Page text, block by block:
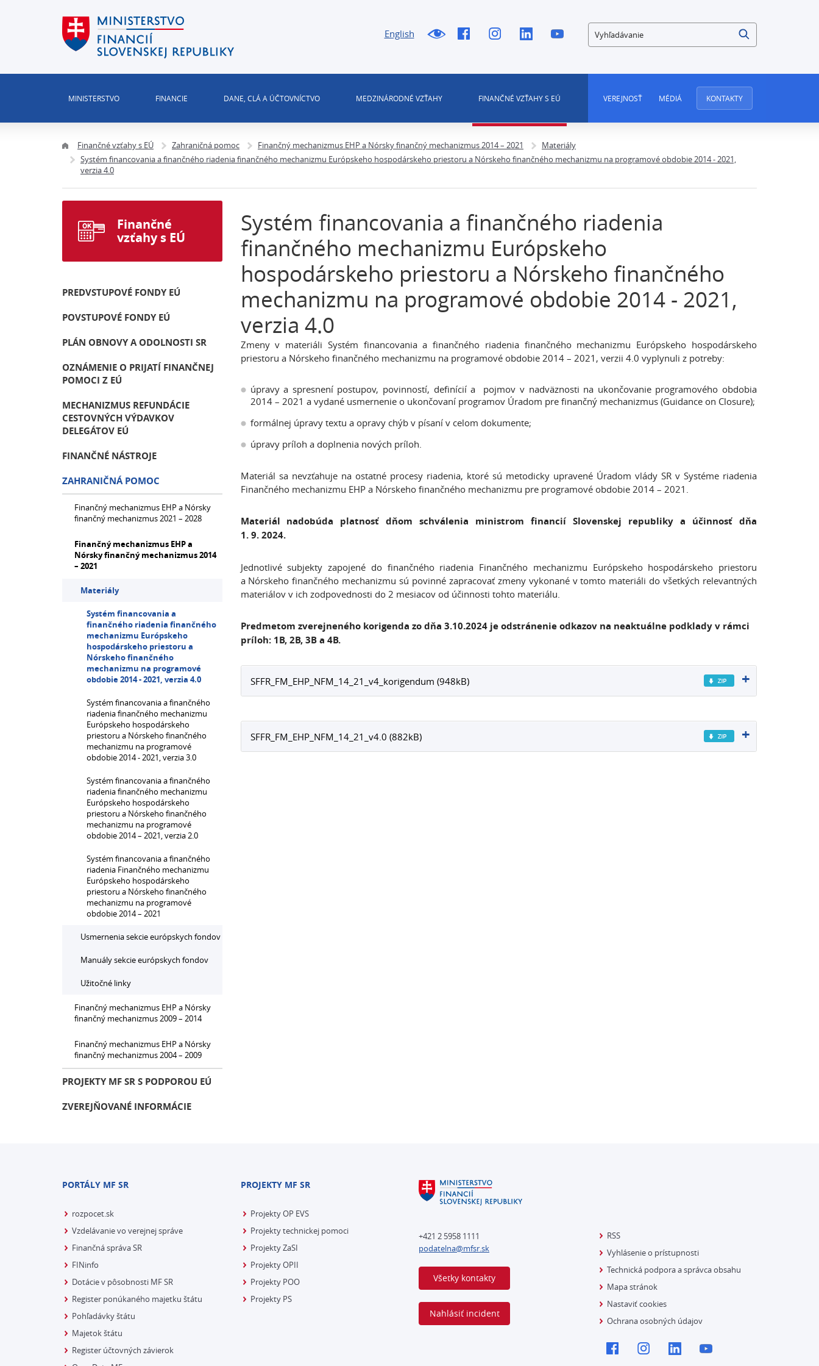
English Vyhľadávanie
MINISTERSTVO FINANCIE DANE, CLÁ A ÚČTOVNÍCTVO MEDZINÁRODNÉ VZŤAHY FINANČNÉ VZŤAHY S EÚ VEREJNOSŤ MÉDIÁ KONTAKTY
Finančné vzťahy s EÚ Zahraničná pomoc Finančný mechanizmus EHP a Nórsky finančný mechanizmus 2014 – 2021
Materiály
Systém financovania a finančného riadenia finančného mechanizmu Európskeho hospodárskeho priestoru a Nórskeho finančného mechanizmu na programové obdobie 2014 - 2021,
verzia 4.0
Systém financovania a finančného riadenia
finančného mechanizmu Európskeho
hospodárskeho priestoru a Nórskeho finančného
mechanizmu na programové obdobie 2014 - 2021,
verzia 4.0
Zmeny v materiáli Systém financovania a finančného riadenia finančného mechanizmu Európskeho hospodárskeho
priestoru a Nórskeho finančného mechanizmu na programové obdobie 2014 – 2021, verzii 4.0 vyplynuli z potreby:
úpravy a spresnení postupov, povinností, definícií a pojmov v nadväznosti na ukončovanie programového obdobia
2014 – 2021 a vydané usmernenie o ukončovaní programov Úradom pre finančný mechanizmus (Guidance on Closure);
formálnej úpravy textu a opravy chýb v písaní v celom dokumente;
úpravy príloh a doplnenia nových príloh.
Materiál sa nevzťahuje na ostatné procesy riadenia, ktoré sú metodicky upravené Úradom vlády SR v Systéme riadenia
Finančného mechanizmu EHP a Nórskeho finančného mechanizmu pre programové obdobie 2014 – 2021.
Materiál nadobúda platnosť dňom schválenia ministrom financií Slovenskej republiky a účinnosť dňa
1. 9. 2024.
Jednotlivé subjekty zapojené do finančného riadenia Finančného mechanizmu Európskeho hospodárskeho priestoru
a Nórskeho finančného mechanizmu sú povinné zapracovať zmeny vykonané v tomto materiáli do všetkých relevantných
materiálov v ich zodpovednosti do 2 mesiacov od účinnosti tohto materiálu.
Predmetom zverejneného korigenda zo dňa 3.10.2024 je odstránenie odkazov na neaktuálne podklady v rámci
príloh: 1B, 2B, 3B a 4B.
SFFR_FM_EHP_NFM_14_21_v4_korigendum (948kB)
SFFR_FM_EHP_NFM_14_21_v4.0 (882kB)
Finančné
vzťahy s EÚ
PREDVSTUPOVÉ FONDY EÚ
POVSTUPOVÉ FONDY EÚ
PLÁN OBNOVY A ODOLNOSTI SR
OZNÁMENIE O PRIJATÍ FINANČNEJ
POMOCI Z EÚ
MECHANIZMUS REFUNDÁCIE
CESTOVNÝCH VÝDAVKOV
DELEGÁTOV EÚ
FINANČNÉ NÁSTROJE
ZAHRANIČNÁ POMOC
Finančný mechanizmus EHP a Nórsky
finančný mechanizmus 2021 – 2028
Finančný mechanizmus EHP a
Nórsky finančný mechanizmus 2014
– 2021
Materiály
Systém financovania a
finančného riadenia finančného
mechanizmu Európskeho
hospodárskeho priestoru a
Nórskeho finančného
mechanizmu na programové
obdobie 2014 - 2021, verzia 4.0
Systém financovania a finančného
riadenia finančného mechanizmu
Európskeho hospodárskeho
priestoru a Nórskeho finančného
mechanizmu na programové
obdobie 2014 - 2021, verzia 3.0
Systém financovania a finančného
riadenia finančného mechanizmu
Európskeho hospodárskeho
priestoru a Nórskeho finančného
mechanizmu na programové
obdobie 2014 – 2021, verzia 2.0
Systém financovania a finančného
riadenia Finančného mechanizmu
Európskeho hospodárskeho
priestoru a Nórskeho finančného
mechanizmu na programové
obdobie 2014 – 2021
Usmernenia sekcie európskych fondov
Manuály sekcie európskych fondov
Užitočné linky
Finančný mechanizmus EHP a Nórsky
finančný mechanizmus 2009 – 2014
Finančný mechanizmus EHP a Nórsky
finančný mechanizmus 2004 – 2009
PROJEKTY MF SR S PODPOROU EÚ
ZVEREJŇOVANÉ INFORMÁCIE
PORTÁLY MF SR
rozpocet.sk
Vzdelávanie vo verejnej správe
Finančná správa SR
FINinfo
Dotácie v pôsobnosti MF SR
Register ponúkaného majetku štátu
Pohľadávky štátu
Majetok štátu
Register účtovných závierok
PROJEKTY MF SR
Projekty OP EVS
Projekty technickej pomoci
Projekty ZaSI
Projekty OPII
Projekty POO
Projekty PS
+421 2 5958 1111
podatelna@mfsr.sk
Všetky kontakty
Nahlásiť incident
RSS
Vyhlásenie o prístupnosti
Technická podpora a správca obsahu
Mapa stránok
Nastaviť cookies
Ochrana osobných údajov